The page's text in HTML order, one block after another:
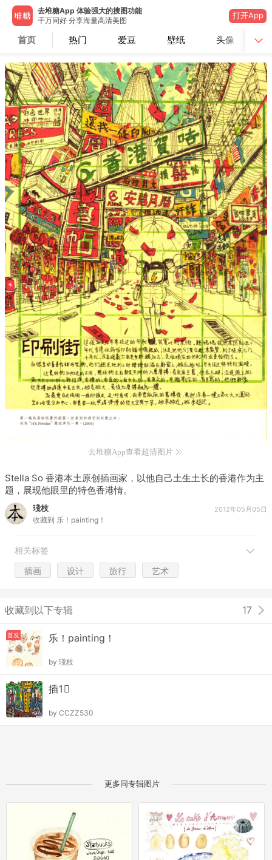
去堆糖App 体验强大的搜图功能
千万同好 分享海量高清美图
打开App
首页 热门 爱豆 壁纸 头像
去堆糖App查看超清图片
Stella So 香港本土原创插画家，以他自己土生土长的香港作为主
题，展现他眼里的特色香港情。
琖枝
收藏到 乐！painting！
2012年05月05日
相关标签
插画 设计 旅行 艺术
收藏到以下专辑 17
首发 乐！painting！
by 琖枝
插1⃣️
by CCZZ530
更多同专辑图片